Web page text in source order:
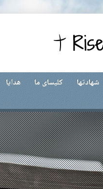
شهادتها کلیسای ما هدایا